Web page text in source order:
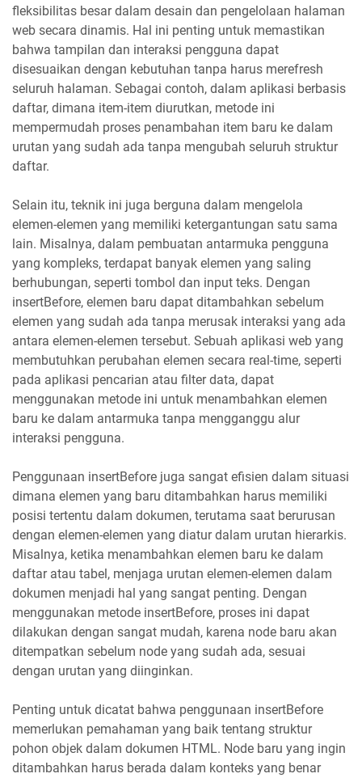
fleksibilitas besar dalam desain dan pengelolaan halaman
web secara dinamis. Hal ini penting untuk memastikan
bahwa tampilan dan interaksi pengguna dapat
disesuaikan dengan kebutuhan tanpa harus merefresh
seluruh halaman. Sebagai contoh, dalam aplikasi berbasis
daftar, dimana item-item diurutkan, metode ini
mempermudah proses penambahan item baru ke dalam
urutan yang sudah ada tanpa mengubah seluruh struktur
daftar.
Selain itu, teknik ini juga berguna dalam mengelola
elemen-elemen yang memiliki ketergantungan satu sama
lain. Misalnya, dalam pembuatan antarmuka pengguna
yang kompleks, terdapat banyak elemen yang saling
berhubungan, seperti tombol dan input teks. Dengan
insertBefore, elemen baru dapat ditambahkan sebelum
elemen yang sudah ada tanpa merusak interaksi yang ada
antara elemen-elemen tersebut. Sebuah aplikasi web yang
membutuhkan perubahan elemen secara real-time, seperti
pada aplikasi pencarian atau filter data, dapat
menggunakan metode ini untuk menambahkan elemen
baru ke dalam antarmuka tanpa mengganggu alur
interaksi pengguna.
Penggunaan insertBefore juga sangat efisien dalam situasi
dimana elemen yang baru ditambahkan harus memiliki
posisi tertentu dalam dokumen, terutama saat berurusan
dengan elemen-elemen yang diatur dalam urutan hierarkis.
Misalnya, ketika menambahkan elemen baru ke dalam
daftar atau tabel, menjaga urutan elemen-elemen dalam
dokumen menjadi hal yang sangat penting. Dengan
menggunakan metode insertBefore, proses ini dapat
dilakukan dengan sangat mudah, karena node baru akan
ditempatkan sebelum node yang sudah ada, sesuai
dengan urutan yang diinginkan.
Penting untuk dicatat bahwa penggunaan insertBefore
memerlukan pemahaman yang baik tentang struktur
pohon objek dalam dokumen HTML. Node baru yang ingin
ditambahkan harus berada dalam konteks yang benar